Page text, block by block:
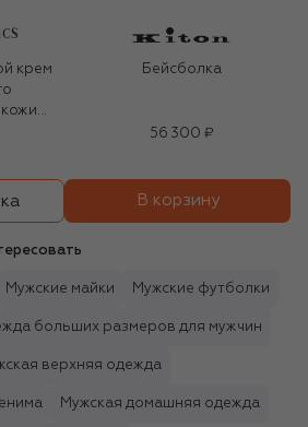
крем
Бейсболка
56 300 ₽
В корзину
Мужские майки Мужские футболки
больших размеров для мужчин
верхняя одежда
Мужская домашняя одежда